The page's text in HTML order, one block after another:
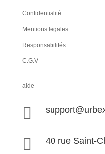
Confidentialité
Mentions légales
Responsabilités
C.G.V
aide

 40 rue Saint-